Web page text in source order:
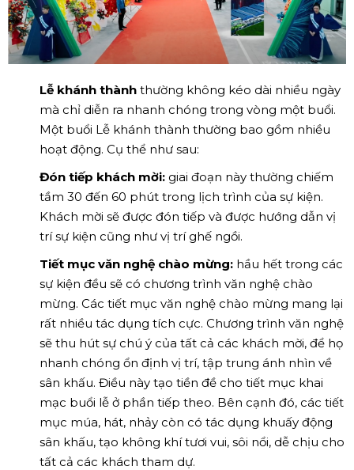
Lễ khánh thành thường không kéo dài nhiều ngày
mà chỉ diễn ra nhanh chóng trong vòng một buổi.
Một buổi Lễ khánh thành thường bao gồm nhiều
hoạt động. Cụ thể như sau:
Đón tiếp khách mời: giai đoạn này thường chiếm
tầm 30 đến 60 phút trong lịch trình của sự kiện.
Khách mời sẽ được đón tiếp và được hướng dẫn vị
trí sự kiện cũng như vị trí ghế ngồi.
Tiết mục văn nghệ chào mừng: hầu hết trong các
sự kiện đều sẽ có chương trình văn nghệ chào
mừng. Các tiết mục văn nghệ chào mừng mang lại
rất nhiều tác dụng tích cực. Chương trình văn nghệ
sẽ thu hút sự chú ý của tất cả các khách mời, để họ
nhanh chóng ổn định vị trí, tập trung ánh nhìn về
sân khấu. Điều này tạo tiền đề cho tiết mục khai
mạc buổi lễ ở phần tiếp theo. Bên cạnh đó, các tiết
mục múa, hát, nhảy còn có tác dụng khuấy động
sân khấu, tạo không khí tươi vui, sôi nổi, dễ chịu cho
tất cả các khách tham dự.